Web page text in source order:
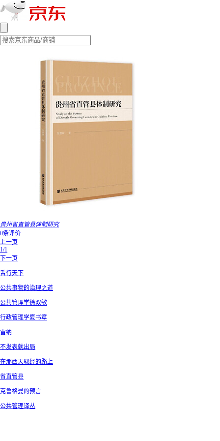
贵州省直管县体制研究
0条评价
上一页
1/1
下一页
舌行天下
公共事物的治理之道
公共管理学徐双敏
行政管理学夏书章
雷纳
不发表就出局
在那西天取经的路上
省直管县
克鲁格曼的预言
公共管理译丛